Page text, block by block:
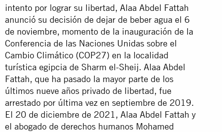
intento por lograr su libertad, Alaa Abdel Fattah
anunció su decisión de dejar de beber agua el 6
de noviembre, momento de la inauguración de la
Conferencia de las Naciones Unidas sobre el
Cambio Climático (COP27) en la localidad
turística egipcia de Sharm el-Sheij. Alaa Abdel
Fattah, que ha pasado la mayor parte de los
últimos nueve años privado de libertad, fue
arrestado por última vez en septiembre de 2019.
El 20 de diciembre de 2021, Alaa Abdel Fattah y
el abogado de derechos humanos Mohamed